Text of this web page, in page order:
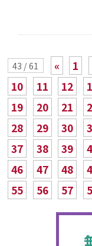
43 / 61 « 1
10
11 12
19
20 21
28
29 30
37
38 39
46
47 48
55
56 57